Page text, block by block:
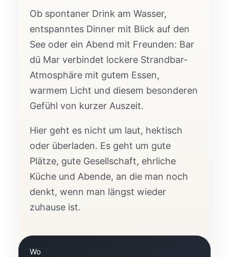
Ob spontaner Drink am Wasser,
entspanntes Dinner mit Blick auf den
See oder ein Abend mit Freunden: Bar
dü Mar verbindet lockere Strandbar-
Atmosphäre mit gutem Essen,
warmem Licht und diesem besonderen
Gefühl von kurzer Auszeit.
Hier geht es nicht um laut, hektisch
oder überladen. Es geht um gute
Plätze, gute Gesellschaft, ehrliche
Küche und Abende, an die man noch
denkt, wenn man längst wieder
zuhause ist.
Wo